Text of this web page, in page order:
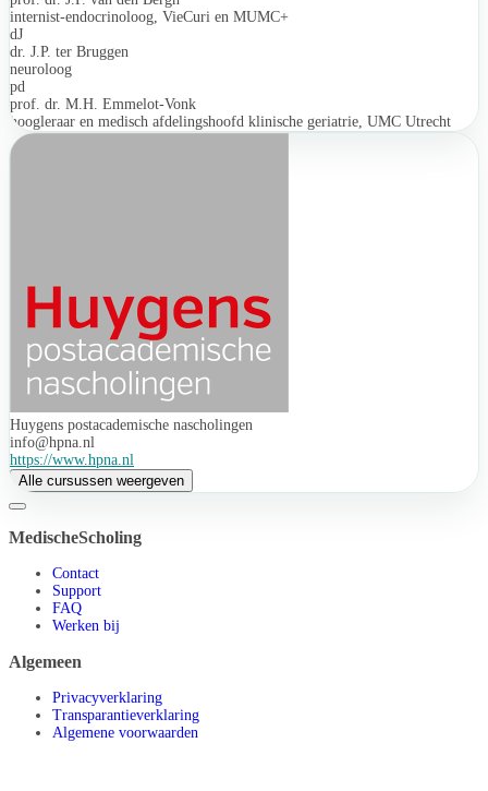
internist-endocrinoloog, VieCuri en MUMC+
dJ
dr. J.P. ter Bruggen
neuroloog
pd
prof. dr. M.H. Emmelot-Vonk
hoogleraar en medisch afdelingshoofd klinische geriatrie, UMC Utrecht
Huygens postacademische nascholingen
info@hpna.nl
https://www.hpna.nl
Alle cursussen weergeven
MedischeScholing
Contact
Support
FAQ
Werken bij
Algemeen
Privacyverklaring
Transparantieverklaring
Algemene voorwaarden